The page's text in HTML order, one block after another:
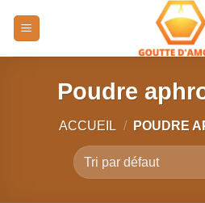
Poudre
ACCUEIL / POUDRE